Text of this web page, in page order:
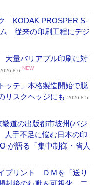
KODAK PROSPER S-
従来の印刷工程にデジ
大量バリアブル印刷に対
NEW
テ」本格製造開始で脱
スクヘッジにも 2026.8.5
畿道の出版都市坡州(パジ
手不足に悩む日本の印
が語る「集中制御・省人
プリント ＤＭを「送り